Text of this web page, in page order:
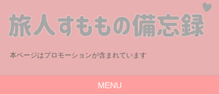
本ページはプロモーションが含まれています
MENU